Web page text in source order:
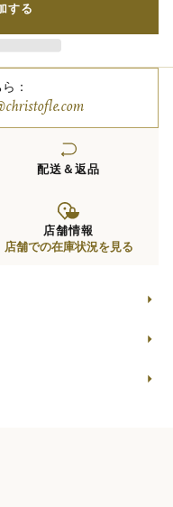
する
：
配送＆返品
店舗情報
店舗での在庫状況を見る